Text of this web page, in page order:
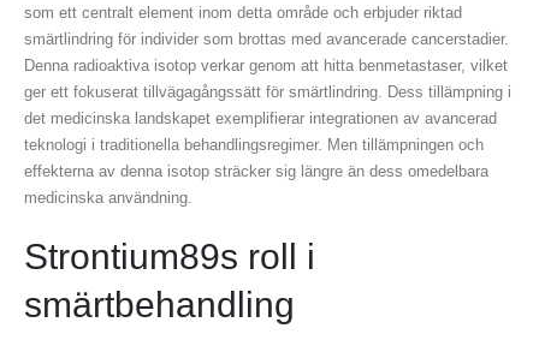
som ett centralt element inom detta område och erbjuder riktad
smärtlindring för individer som brottas med avancerade cancerstadier.
Denna radioaktiva isotop verkar genom att hitta benmetastaser, vilket
ger ett fokuserat tillvägagångssätt för smärtlindring. Dess tillämpning i
det medicinska landskapet exemplifierar integrationen av avancerad
teknologi i traditionella behandlingsregimer. Men tillämpningen och
effekterna av denna isotop sträcker sig längre än dess omedelbara
medicinska användning.
Strontium89s roll i
smärtbehandling